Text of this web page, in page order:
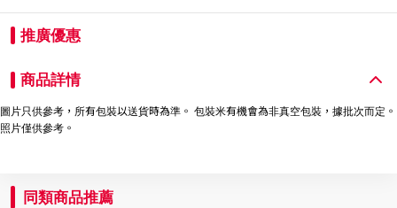
推廣優惠
商品詳情
圖片只供參考，所有包裝以送貨時為準。 包裝米有機會為非真空包裝，據批次而定。
照片僅供參考。
同類商品推薦